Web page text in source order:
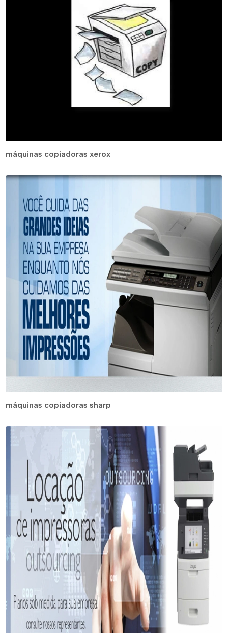
máquinas copiadoras xerox
máquinas copiadoras sharp